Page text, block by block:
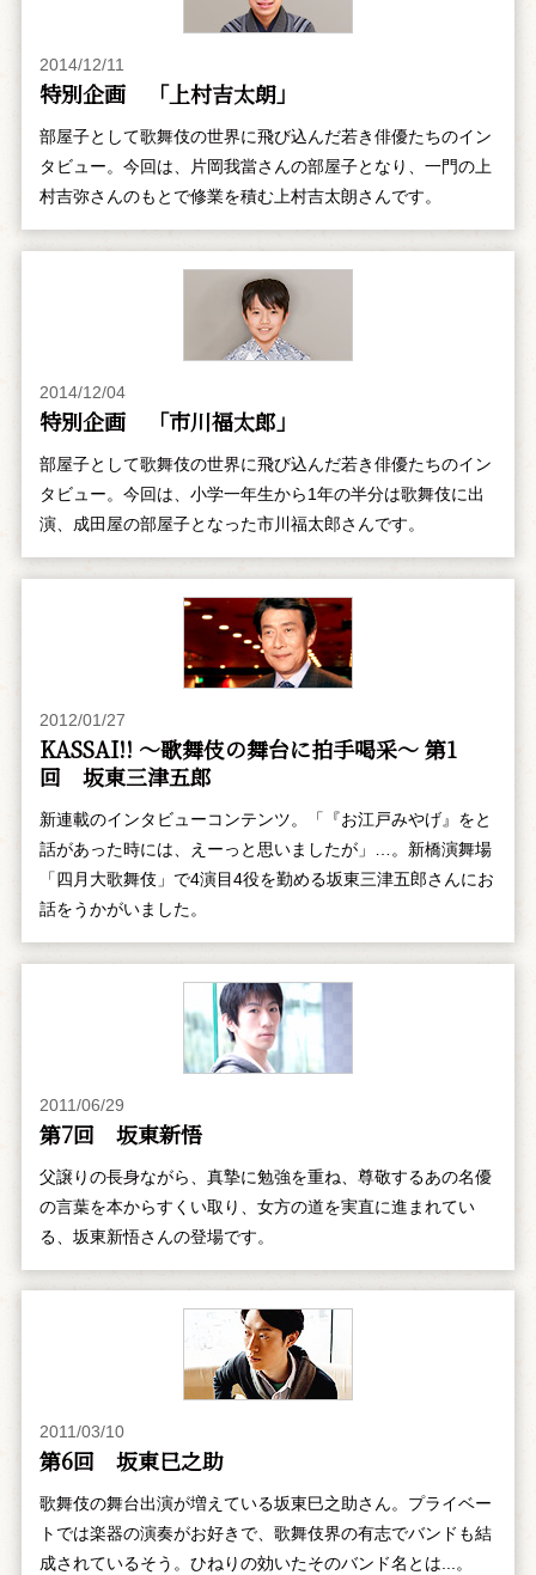
2014/12/11
特別企画 「上村吉太朗」
部屋子として歌舞伎の世界に飛び込んだ若き俳優たちのイン
タビュー。今回は、片岡我當さんの部屋子となり、一門の上
村吉弥さんのもとで修業を積む上村吉太朗さんです。
2014/12/04
特別企画 「市川福太郎」
部屋子として歌舞伎の世界に飛び込んだ若き俳優たちのイン
タビュー。今回は、小学一年生から1年の半分は歌舞伎に出
演、成田屋の部屋子となった市川福太郎さんです。
2012/01/27
KASSAI!! ～歌舞伎の舞台に拍手喝采～ 第1
回 坂東三津五郎
新連載のインタビューコンテンツ。「『お江戸みやげ』をと
話があった時には、えーっと思いましたが」…。新橋演舞場
「四月大歌舞伎」で4演目4役を勤める坂東三津五郎さんにお
話をうかがいました。
2011/06/29
第7回 坂東新悟
父譲りの長身ながら、真摯に勉強を重ね、尊敬するあの名優
の言葉を本からすくい取り、女方の道を実直に進まれてい
る、坂東新悟さんの登場です。
2011/03/10
第6回 坂東巳之助
歌舞伎の舞台出演が増えている坂東巳之助さん。プライベー
トでは楽器の演奏がお好きで、歌舞伎界の有志でバンドも結
成されているそう。ひねりの効いたそのバンド名とは...。